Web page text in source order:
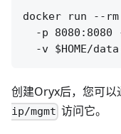
docker run --
-p 8080:8080
创建Oryx后，您可以
ip/mgmt 访问它。